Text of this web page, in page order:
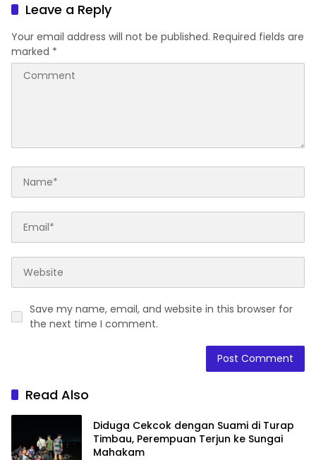
Leave a Reply
Your email address will not be published. Required fields are
marked *
Save my name, email, and website in this browser for
the next time I comment.
Read Also
Diduga Cekcok dengan Suami di Turap
Timbau, Perempuan Terjun ke Sungai
Mahakam